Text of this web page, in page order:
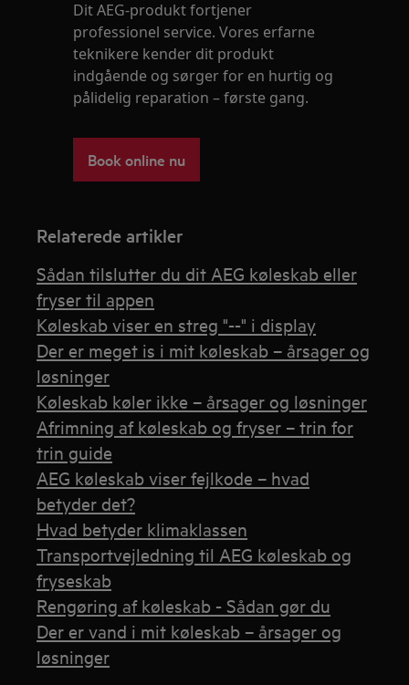
Dit AEG-produkt fortjener
professionel service. Vores erfarne
teknikere kender dit produkt
indgående og sørger for en hurtig og
pålidelig reparation – første gang.
Book online nu
Relaterede artikler
Sådan tilslutter du dit AEG køleskab eller
fryser til appen
Køleskab viser en streg "--" i display
Der er meget is i mit køleskab – årsager og
løsninger
Køleskab køler ikke – årsager og løsninger
Afrimning af køleskab og fryser – trin for
trin guide
AEG køleskab viser fejlkode – hvad
betyder det?
Hvad betyder klimaklassen
Transportvejledning til AEG køleskab og
fryseskab
Rengøring af køleskab - Sådan gør du
Der er vand i mit køleskab – årsager og
løsninger